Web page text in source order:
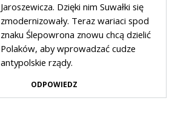
Jaroszewicza. Dzięki nim Suwałki się
zmodernizowały. Teraz wariaci spod
znaku Ślepowrona znowu chcą dzielić
Polaków, aby wprowadzać cudze
antypolskie rządy.
ODPOWIEDZ